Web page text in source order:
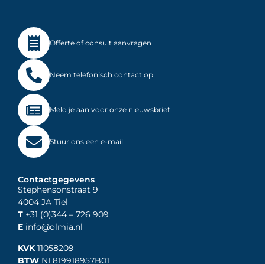
Offerte of consult aanvragen
Neem telefonisch contact op
Meld je aan voor onze nieuwsbrief
Stuur ons een e-mail
Contactgegevens
Stephensonstraat 9
4004 JA Tiel
T +31 (0)344 – 726 909
E info@olmia.nl
KVK11058209
BTW NL819918957B01